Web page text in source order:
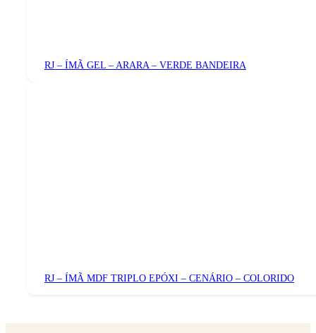
RJ – ÍMÃ GEL – ARARA – VERDE BANDEIRA
RJ – ÍMÃ MDF TRIPLO EPÓXI – CENÁRIO – COLORIDO